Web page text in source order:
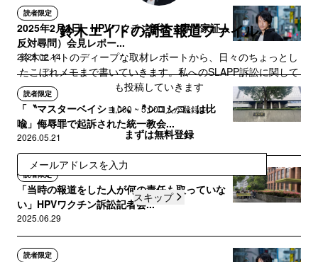
読者限定
2025年2月3日、HPVワクチン訴訟（専門家証人
反対尋問）会見レポー...
2025.02.14
読者限定
「〝マスターベイション〟〝シコシコ〟は比
喩」侮辱罪で起訴された統一教会...
2026.05.21
読者限定
「当時の報道をした人が何の責任も取っていな
い」HPVワクチン訴訟記者会...
2025.06.29
読者限定
鈴木エイトの調査報道ファイル
鈴木エイトのディープな取材レポートから、日々のちょっとし
たこぼれメモまで書いていきます。私へのSLAPP訴訟に関して
も投稿していきます
1,000 ~ 5,000 人が登録中
まずは無料登録
スキップ